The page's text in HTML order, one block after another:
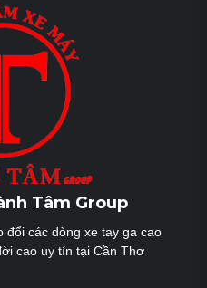
Tâm Group
các dòng xe tay ga cao
cao uy tín tại Cần Thơ